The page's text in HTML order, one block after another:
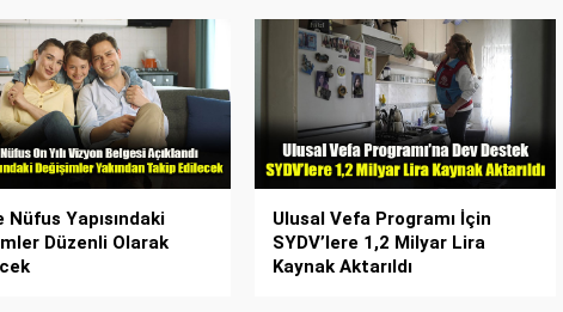
Nüfus Yapısındaki
Düzenli Olarak
Ulusal Vefa Programı İçin
SYDV’lere 1,2 Milyar Lira
Kaynak Aktarıldı